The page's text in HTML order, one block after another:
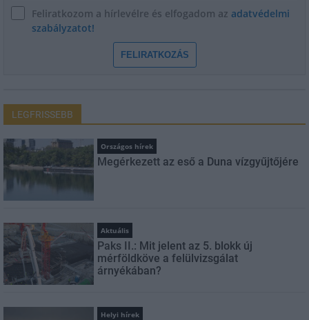
Feliratkozom a hírlevélre és elfogadom az adatvédelmi
szabályzatot!
FELIRATKOZÁS
LEGFRISSEBB
Országos hírek
Megérkezett az eső a Duna vízgyűjtőjére
Aktuális
Paks II.: Mit jelent az 5. blokk új
mérföldköve a felülvizsgálat
árnyékában?
Helyi hírek